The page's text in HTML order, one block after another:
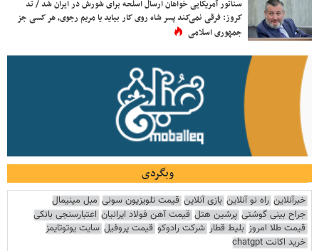
سناتور آمریکایی خواهان ارسال اسلحه برای شورش در ایران شد / تد
کروز: فرقی نمی‌کند پسر شاه روی کار بیاید یا مریم رجوی، هر کسی جز
جمهوری اسلامی
وبگردی
خبرآنلاین راه نو آنلاین بازی آنلاین قیمت تلویزیون سونی مبل مینیمال
جراح بینی گوشتی پرشین هتل قیمت آهن فولاد ایرانیان اعتبارسنجی بانکی
قیمت طلا امروز بلیط قطار شرکت رادوکو قیمت پروفیل سایت یوتوتایمز
خرید اکانت chatgpt